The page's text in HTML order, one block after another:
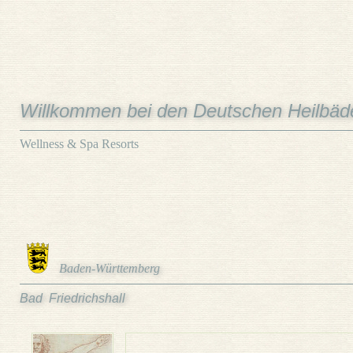
Willkommen bei den Deutschen
Wellness & Spa Resorts
Baden-Württemberg
Bad Friedrichshall